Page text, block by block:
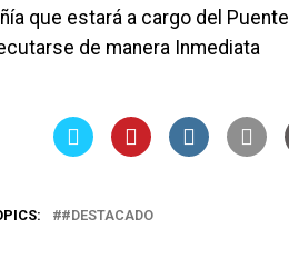
que estará a cargo del
de manera Inmediata
#DESTACADO